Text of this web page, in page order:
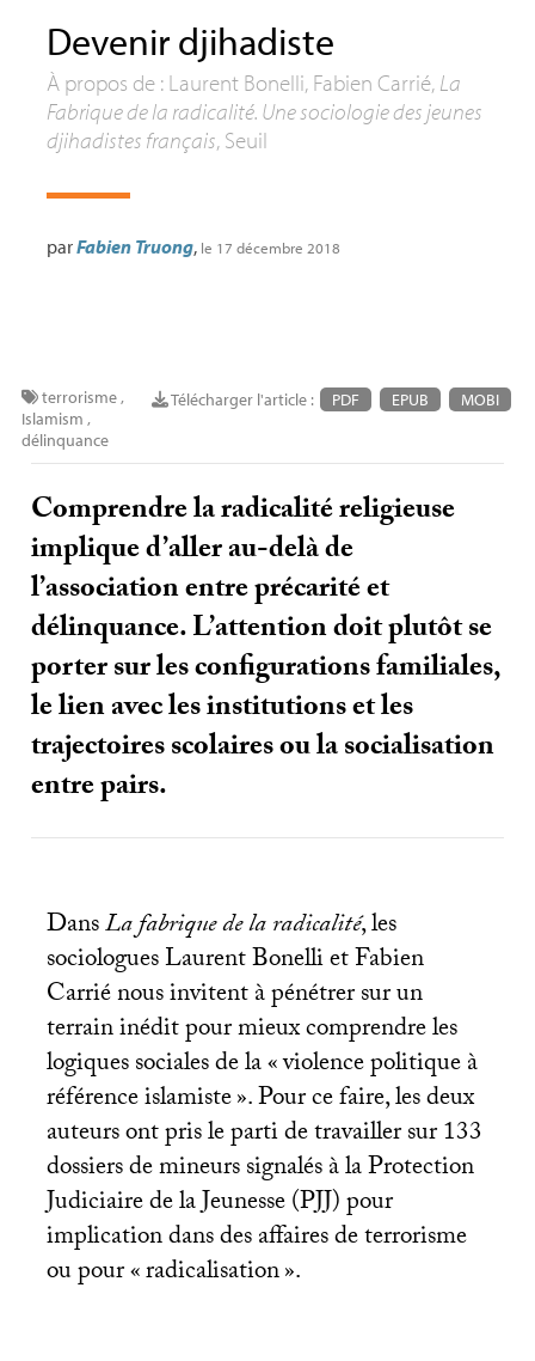
Devenir djihadiste
À propos de : Laurent Bonelli, Fabien Carrié, La
Fabrique de la radicalité. Une sociologie des jeunes
djihadistes français, Seuil
parFabien Truong, le 17 décembre 2018
Télécharger l'article : PDF EPUB MOBI
terrorisme,
Islamism ,
délinquance
Comprendre la radicalité religieuse
implique d’aller au-delà de
l’association entre précarité et
délinquance. L’attention doit plutôt se
porter sur les configurations familiales,
le lien avec les institutions et les
trajectoires scolaires ou la socialisation
entre pairs.
DansLa fabrique de la radicalité, les
sociologues Laurent Bonelli et Fabien
Carrié nous invitent à pénétrer sur un
terrain inédit pour mieux comprendre les
logiques sociales de la «violence politique à
référence islamiste». Pour ce faire, les deux
auteurs ont pris le parti de travailler sur 133
dossiers de mineurs signalés à la Protection
Judiciaire de la Jeunesse (PJJ) pour
implication dans des affaires de terrorisme
ou pour «radicalisation».